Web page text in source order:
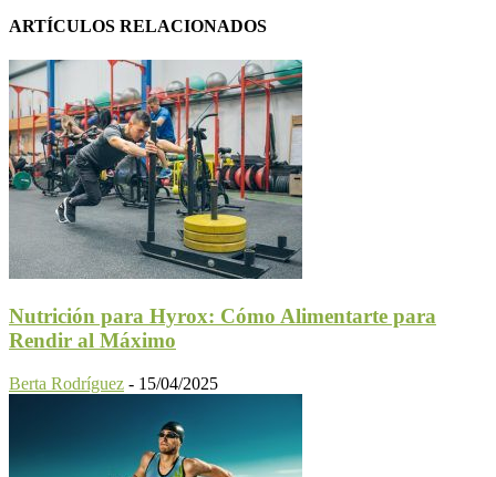
ARTÍCULOS RELACIONADOS
Nutrición para Hyrox: Cómo Alimentarte para
Rendir al Máximo
Berta Rodríguez - 15/04/2025